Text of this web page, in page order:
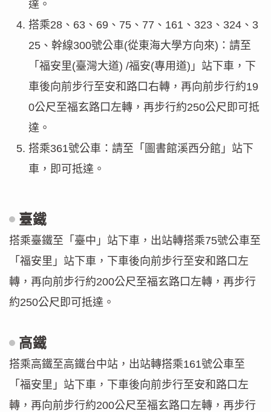
達。
搭乘28、63、69、75、77、161、323、324、3
25、幹線300號公車(從東海大學方向來)：請至
「福安里(臺灣大道) /福安(專用道)」站下車，下
車後向前步行至安和路口右轉，再向前步行約19
0公尺至福玄路口左轉，再步行約250公尺即可抵
達。
搭乘361號公車：請至「圖書館溪西分館」站下
車，即可抵達。
臺鐵
搭乘臺鐵至「臺中」站下車，出站轉搭乘75號公車至
「福安里」站下車，下車後向前步行至安和路口左
轉，再向前步行約200公尺至福玄路口左轉，再步行
約250公尺即可抵達。
高鐵
搭乘高鐵至高鐵台中站，出站轉搭乘161號公車至
「福安里」站下車，下車後向前步行至安和路口左
轉，再向前步行約200公尺至福玄路口左轉，再步行